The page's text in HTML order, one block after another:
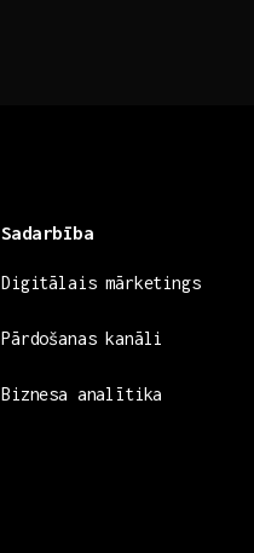
Sadarbība
Digitālais mārketings
Pārdošanas kanāli
Biznesa analītika